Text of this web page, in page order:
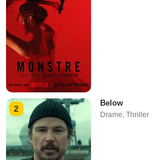
2
Below
Drame,Thriller